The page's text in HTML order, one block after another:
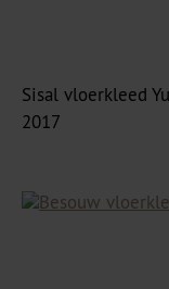
Sisal vloerkleed
2017